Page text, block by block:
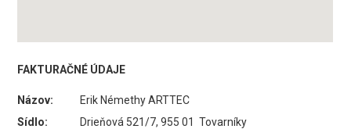
FAKTURAČNÉ ÚDAJE
Názov:
Erik Némethy ARTTEC
Sídlo:
Drieňová 521/7, 955 01 Tovarníky